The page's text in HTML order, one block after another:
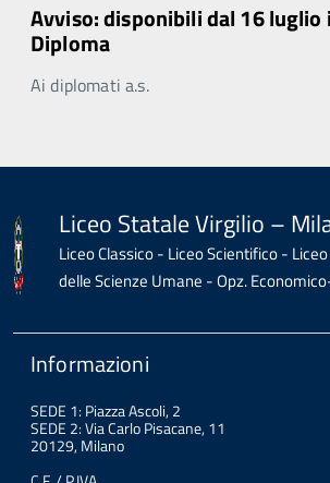
Avviso: disponibili dal 16 luglio
Diploma
Ai diplomati a.s.
Liceo Statale Virgilio –
Liceo Classico - Liceo Scientifico -
delle Scienze Umane - Opz.
Informazioni
SEDE 1: Piazza Ascoli, 2
SEDE 2: Via Carlo Pisacane, 11
20129, Milano